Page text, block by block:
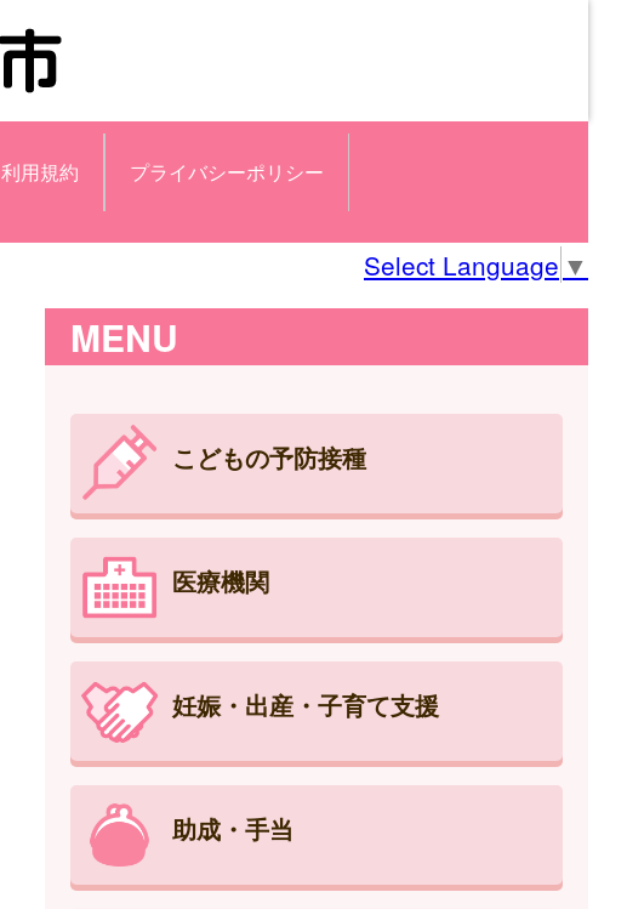
利用規約 プライバシーポリシー
Select Language ▼
MENU
こどもの予防接種
医療機関
妊娠・出産・子育て支援
助成・手当